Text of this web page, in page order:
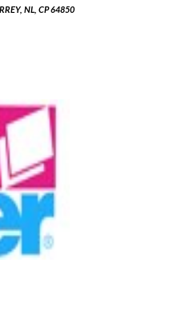
NL, CP 64850